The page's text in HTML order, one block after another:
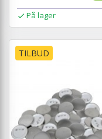
På lager
TILBUD